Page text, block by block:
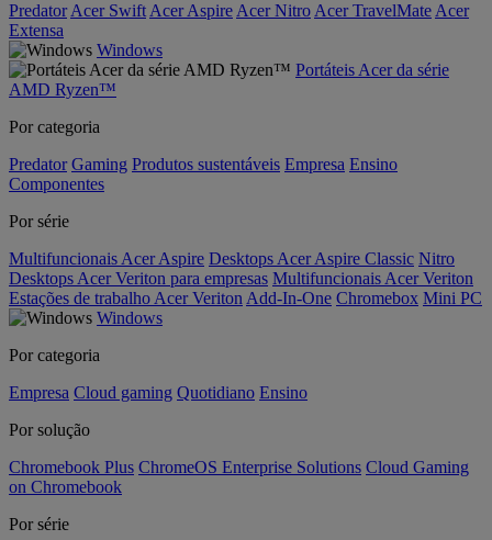
Predator Acer Swift Acer Aspire Acer Nitro Acer TravelMate Acer
Extensa
Windows
Portáteis Acer da série
AMD Ryzen™
Por categoria
Predator Gaming Produtos sustentáveis Empresa Ensino
Componentes
Por série
Multifuncionais Acer Aspire Desktops Acer Aspire Classic Nitro
Desktops Acer Veriton para empresas Multifuncionais Acer Veriton
Estações de trabalho Acer Veriton Add-In-One Chromebox Mini PC
Windows
Por categoria
Empresa Cloud gaming Quotidiano Ensino
Por solução
Chromebook Plus ChromeOS Enterprise Solutions Cloud Gaming
on Chromebook
Por série